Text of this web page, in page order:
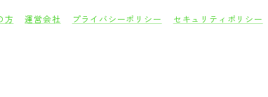
方 運営会社 プライバシーポリシー セキュリティポリシー